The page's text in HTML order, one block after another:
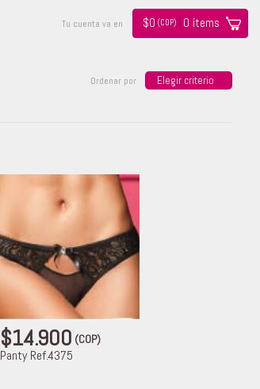
Tu cuenta va en $0 (COP) 0 ítems
Ordenar por Elegir criterio
$14.900(COP)
Panty Ref.4375